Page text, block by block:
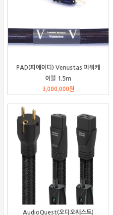
PAD(피에이디) Venustas 파워케
이블 1.5m
3,000,000원
AudioQuest(오디오퀘스트)